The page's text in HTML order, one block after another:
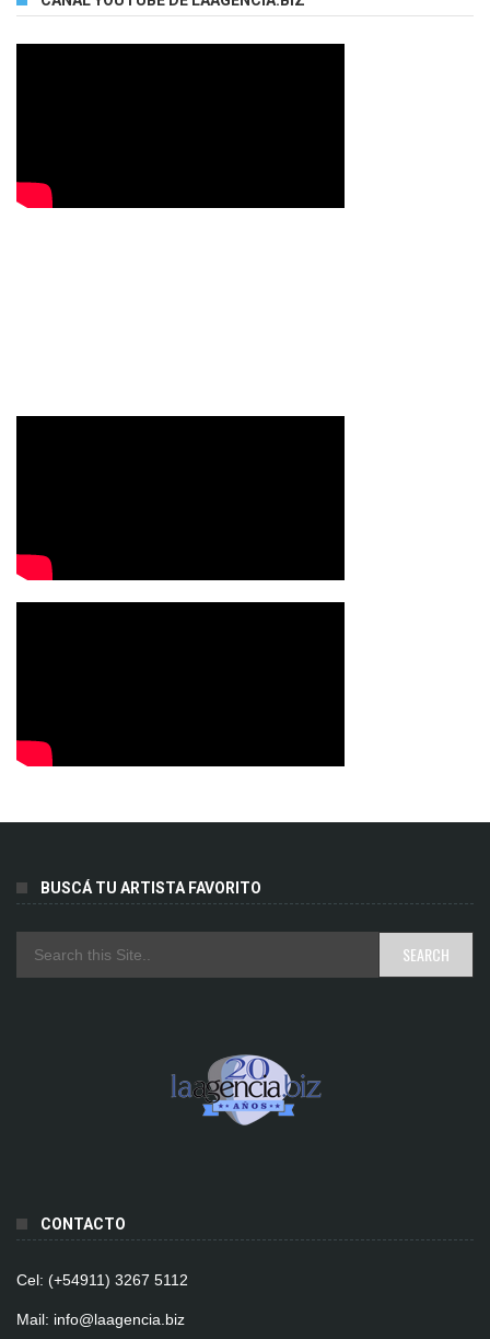
BUSCÁ TU ARTISTA FAVORITO
CONTACTO
Cel: (+54911) 3267 5112
Mail: info@laagencia.biz